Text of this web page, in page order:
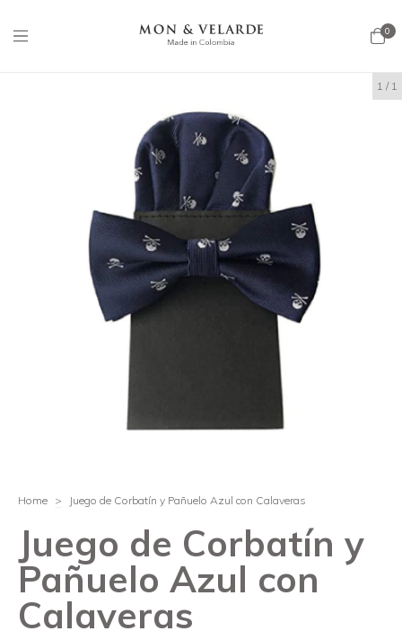
0
1 / 1
Home > Juego de Corbatín y Pañuelo Azul con Calaveras
Juego de Corbatín y
Pañuelo Azul con
Calaveras